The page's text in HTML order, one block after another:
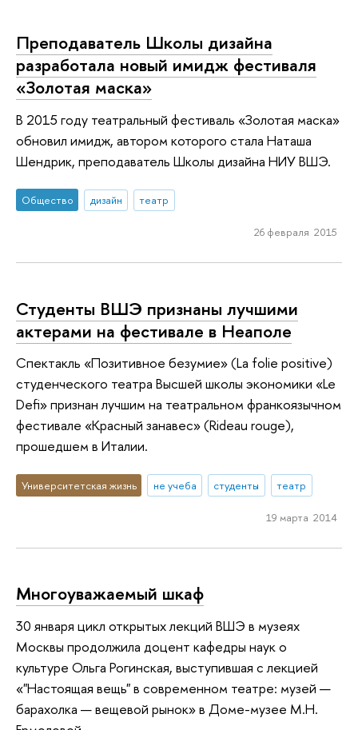
Преподаватель Школы дизайна
разработала новый имидж фестиваля
«Золотая маска»
В 2015 году театральный фестиваль «Золотая маска»
обновил имидж, автором которого стала Наташа
Шендрик, преподаватель Школы дизайна НИУ ВШЭ.
Общество дизайн театр
26 февраля 2015
Студенты ВШЭ признаны лучшими
актерами на фестивале в Неаполе
Спектакль «Позитивное безумие» (La folie positive)
студенческого театра Высшей школы экономики «Le
Defi» признан лучшим на театральном франкоязычном
фестивале «Красный занавес» (Rideau rouge),
прошедшем в Италии.
Университетская жизнь не учеба студенты театр
19 марта 2014
Многоуважаемый шкаф
30 января цикл открытых лекций ВШЭ в музеях
Москвы продолжила доцент кафедры наук о
культуре Ольга Рогинская, выступившая с лекцией
«"Настоящая вещь" в современном театре: музей —
барахолка — вещевой рынок» в Доме-музее М.Н.